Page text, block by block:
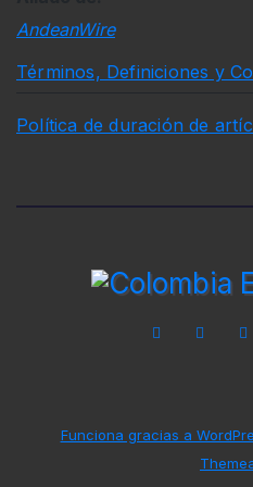
AndeanWire
Términos, Definiciones y
Política de duración de
Funciona gracias a